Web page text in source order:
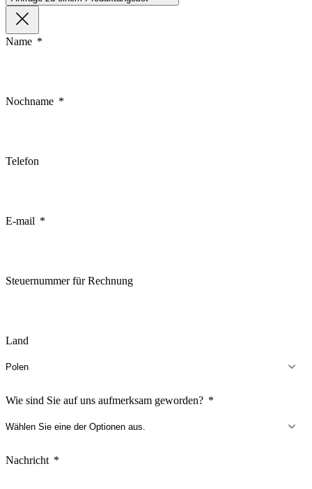
Name
Nochname
Telefon
E-mail
Steuernummer für Rechnung
Land
Wie sind Sie auf uns aufmerksam geworden?
Nachricht